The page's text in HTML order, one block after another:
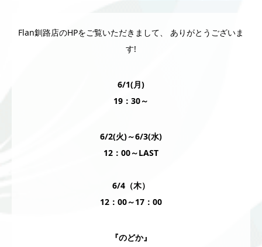
Flan釧路店のHPをご覧いただきまして、 ありがとうございま
す!
6/1(月)
19：30～
6/2(火)～6/3(水)
12：00～LAST
6/4（木）
12：00～17：00
『のどか』